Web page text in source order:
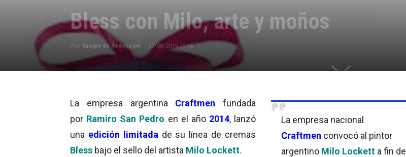
Bless con Milo, arte y moños
Por Equipo de Redacción - 27/08/2019 09:45
La empresa nacional
Craftmen convocó al pintor
argentino Milo Lockett a fin de
La empresa argentina Craftmen fundada
por Ramiro San Pedro en el año 2014, lanzó
una edición limitada de su línea de cremas
Bless bajo el sello del artista Milo Lockett.